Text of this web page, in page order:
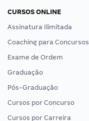
CURSOS ONLINE
Assinatura Ilimitada
Coaching para Concursos
Exame de Ordem
Graduação
Pós-Graduação
Cursos por Concurso
Cursos por Carreira